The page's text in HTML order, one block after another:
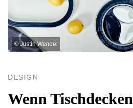
© Justin Wendel
DESIGN
Wenn Tischdecken